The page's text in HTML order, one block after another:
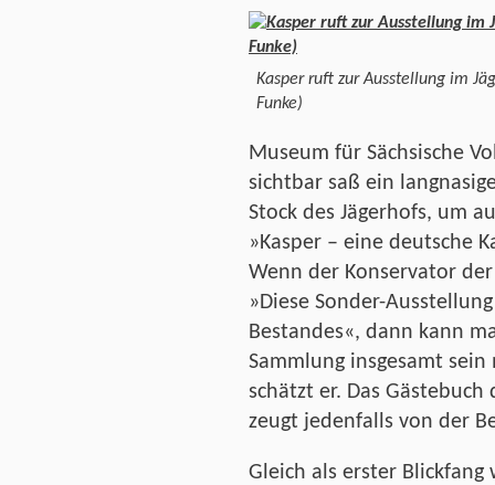
Kasper ruft zur Ausstellung im
Funke)
Museum für Sächsische
sichtbar saß ein
Stock des Jägerhofs, um
»Kasper – eine deutsche
Wenn der Konservator
»Diese Sonder-
Bestandes«, dann kann
Sammlung insgesamt
schätzt er. Das
zeugt jedenfalls von der
Gleich als erster Blickfang